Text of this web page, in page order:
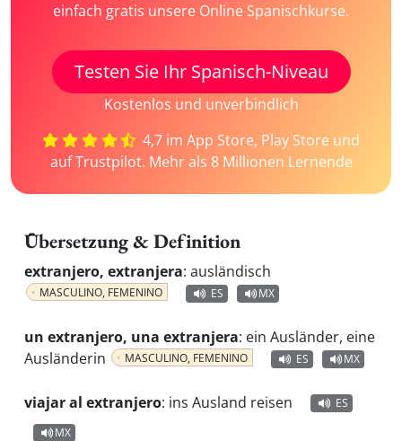
einfach gratis unsere Online Spanischkurse.
Testen Sie Ihr Spanisch-Niveau
Kostenlos und unverbindlich
4,7 im App Store, Play Store und
auf Trustpilot. Mehr als 8 Millionen Lernende
Übersetzung & Definition
extranjero, extranjera: ausländisch
MASCULINO, FEMENINO ES MX
un extranjero, una extranjera: ein Ausländer, eine
Ausländerin
MASCULINO, FEMENINO ES MX
viajar al extranjero: ins Ausland reisen
ES
MX